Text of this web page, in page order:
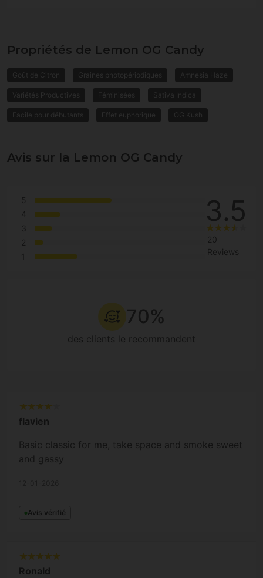
Propriétés de Lemon OG Candy
Goût de Citron Graines photopériodiques Amnesia Haze
Variétés Productives Féminisées Sativa Indica
Facile pour débutants Effet euphorique OG Kush
Avis sur la Lemon OG Candy
5
4
3
2
1
3.5
20
Reviews
70%
des clients le recommandent
flavien
Basic classic for me, take space and smoke sweet
and gassy
Avis vérifié
Ronald